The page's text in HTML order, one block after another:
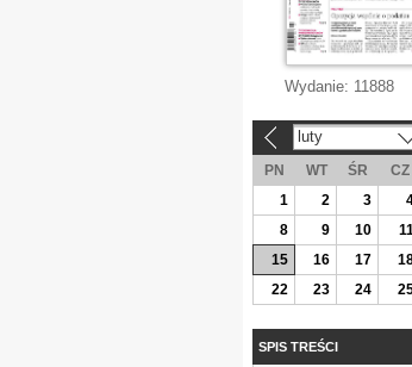
Wydanie: 11888
luty
PN WT ŚR CZ
1
2 3
8
9 10 11
15
16 17
22
23 24
SPIS TREŚCI